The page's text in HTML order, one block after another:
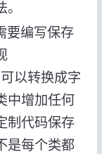
要编写保存
以转换成字
中增加任何
制代码保存
是每个类都